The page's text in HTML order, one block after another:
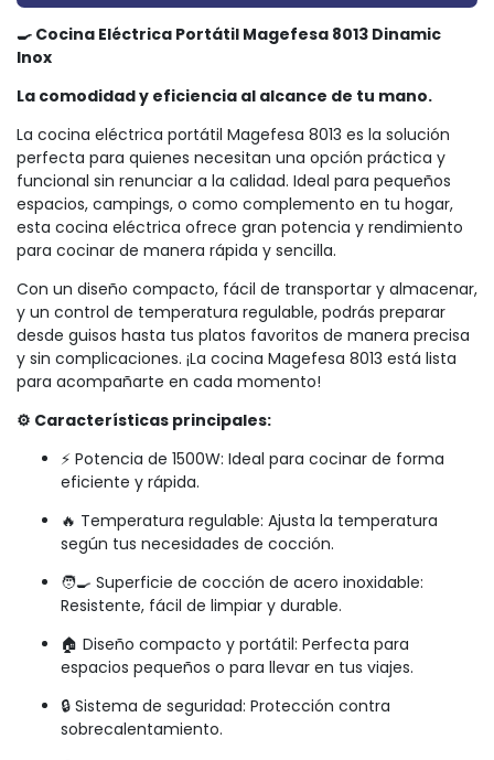
🍳 Cocina Eléctrica Portátil Magefesa 8013 Dinamic
Inox
La comodidad y eficiencia al alcance de tu mano.
La cocina eléctrica portátil Magefesa 8013 es la solución
perfecta para quienes necesitan una opción práctica y
funcional sin renunciar a la calidad. Ideal para pequeños
espacios, campings, o como complemento en tu hogar,
esta cocina eléctrica ofrece gran potencia y rendimiento
para cocinar de manera rápida y sencilla.
Con un diseño compacto, fácil de transportar y almacenar,
y un control de temperatura regulable, podrás preparar
desde guisos hasta tus platos favoritos de manera precisa
y sin complicaciones. ¡La cocina Magefesa 8013 está lista
para acompañarte en cada momento!
⚙️ Características principales:
⚡ Potencia de 1500W: Ideal para cocinar de forma
eficiente y rápida.
🔥 Temperatura regulable: Ajusta la temperatura
según tus necesidades de cocción.
🧑‍🍳 Superficie de cocción de acero inoxidable:
Resistente, fácil de limpiar y durable.
🏠 Diseño compacto y portátil: Perfecta para
espacios pequeños o para llevar en tus viajes.
🔒 Sistema de seguridad: Protección contra
sobrecalentamiento.